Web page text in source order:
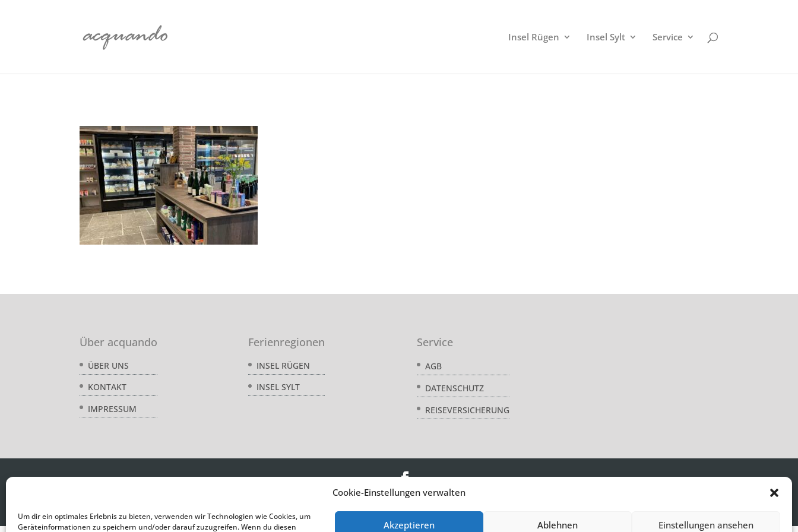
Cookie-Einstellungen verwalten
Um dir ein optimales Erlebnis zu bieten, verwenden wir Technologien wie Cookies, um
Geräteinformationen zu speichern und/oder darauf zuzugreifen. Wenn du diesen
Akzeptieren Ablehnen Einstellungen ansehen
Insel Rügen Insel Sylt Service
Über acquando
ÜBER UNS
KONTAKT
IMPRESSUM
Ferienregionen
INSEL RÜGEN
INSEL SYLT
Service
AGB
DATENSCHUTZ
REISEVERSICHERUNG